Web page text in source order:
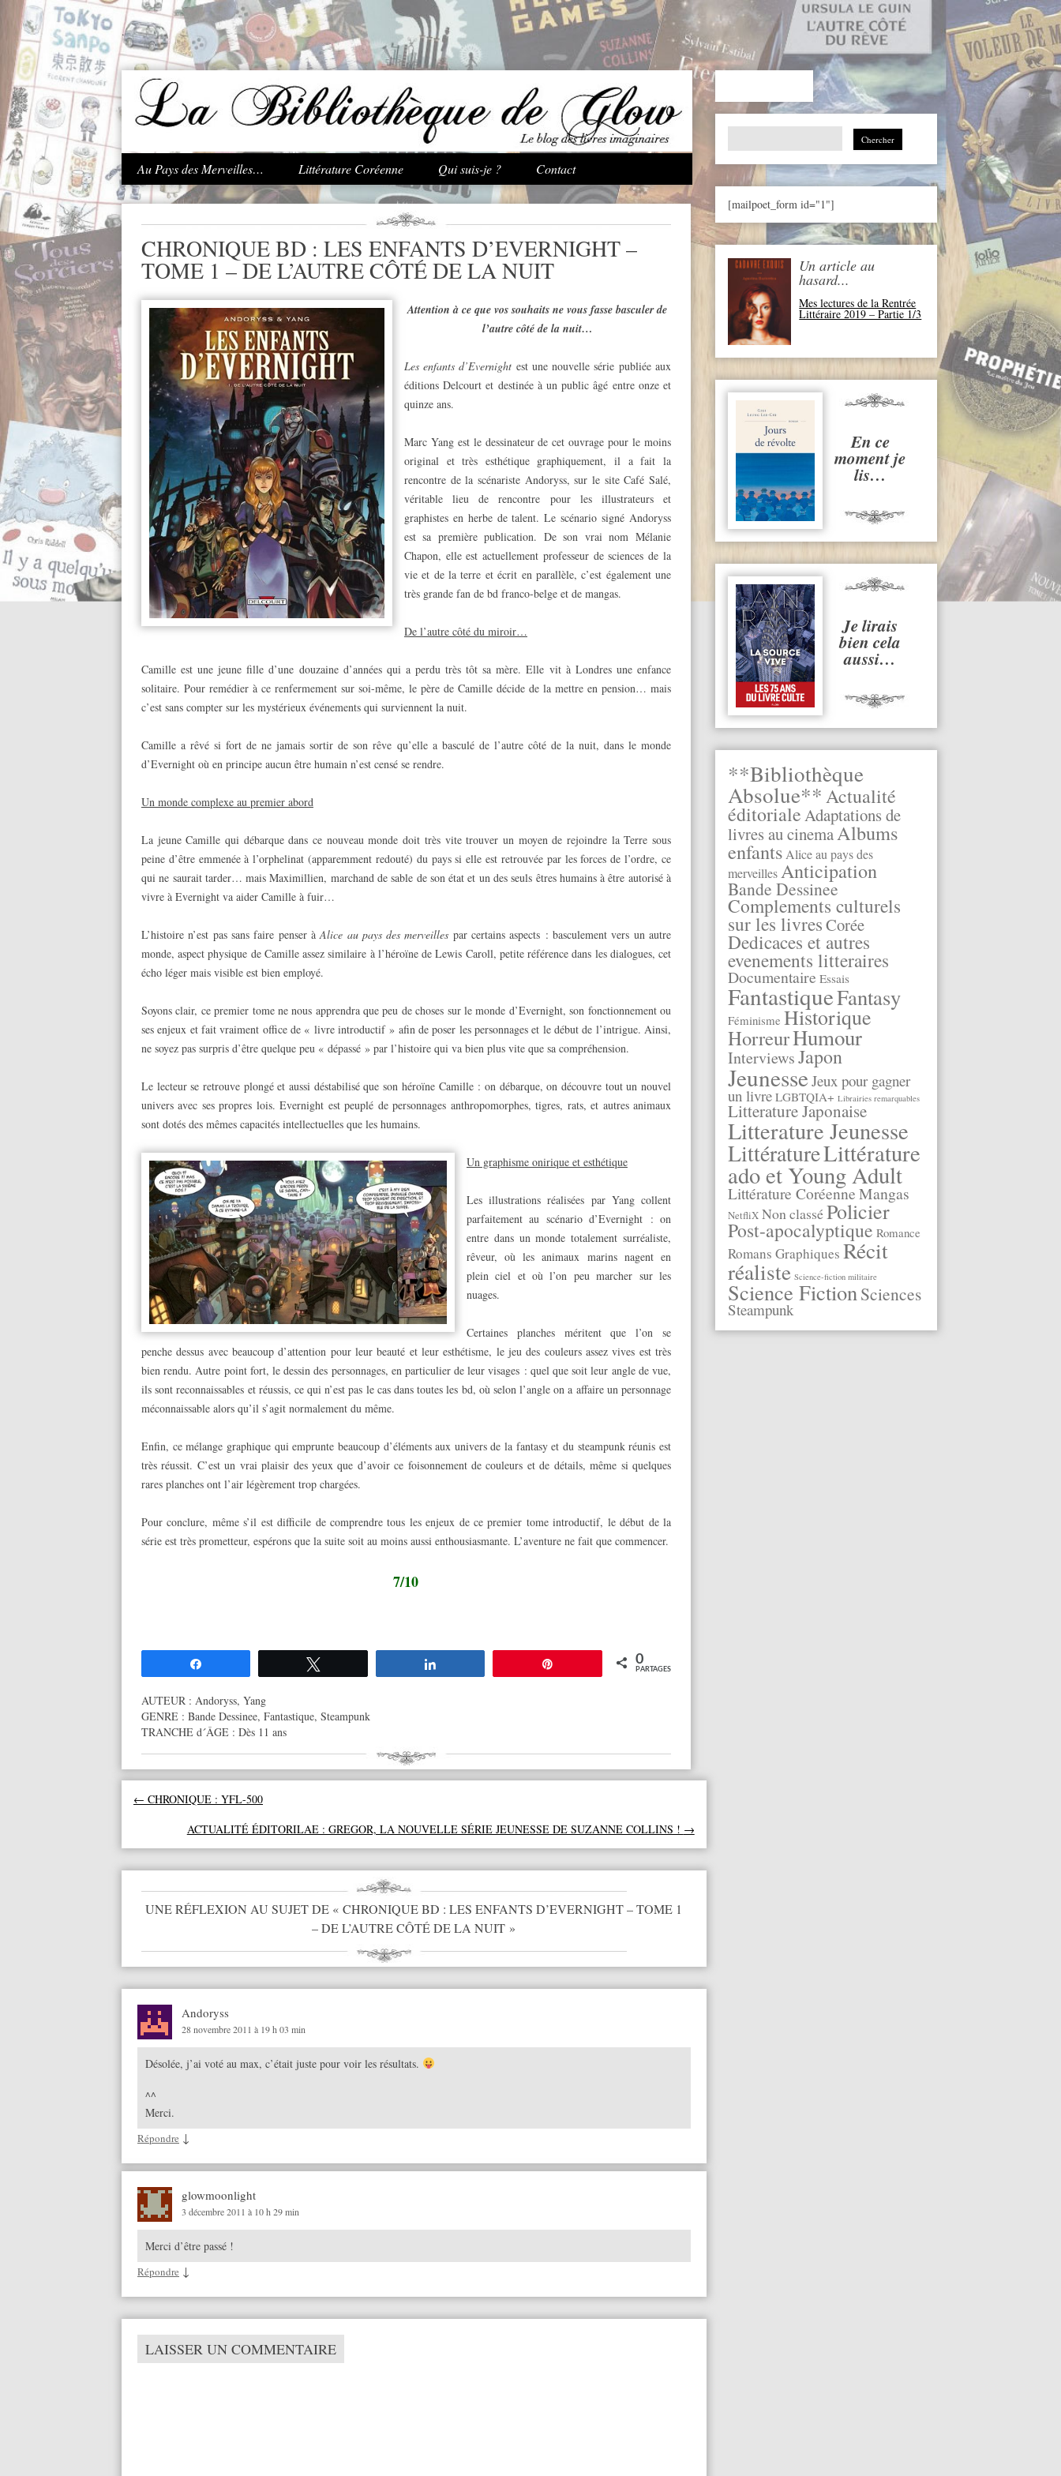
.
Aller au contenu principal
Au Pays des Merveilles… Littérature Coréenne Qui suis-je ? Contact
Search
[mailpoet_form id="1"]
Un article au
hasard...
Mes lectures de la Rentrée
Littéraire 2019 – Partie 1/3
En ce
moment je
lis…
Je lirais
bien cela
aussi…
**Bibliothèque
Absolue**Actualité
éditorialeAdaptations de
livres au cinemaAlbums
enfantsAlice au pays des
merveillesAnticipation
Bande Dessinee
Complements culturels
sur les livresCorée
Dedicaces et autres
evenements litteraires
Documentaire Essais
FantastiqueFantasy
Féminisme Historique
HorreurHumour
InterviewsJapon
JeunesseJeux pour gagner
un livre LGBTQIA+ Librairies remarquables
Litterature Japonaise
Litterature Jeunesse
LittératureLittérature
ado et Young Adult
Littérature Coréenne Mangas
NetfliX Non classéPolicier
Post-apocalyptique Romance
Romans Graphiques Récit
réaliste Science-fiction militaire
Science FictionSciences
Steampunk
CHRONIQUE BD : LES ENFANTS D’EVERNIGHT –
TOME 1 – DE L’AUTRE CÔTÉ DE LA NUIT
Attention à ce que vos souhaits ne vous fasse basculer de
l’autre côté de la nuit…
Les enfants d’Evernight est une nouvelle série publiée aux
éditions Delcourt et destinée à un public âgé entre onze et
quinze ans.
Marc Yang est le dessinateur de cet ouvrage pour le moins
original et très esthétique graphiquement, il a fait la
rencontre de la scénariste Andoryss, sur le site Café Salé,
véritable lieu de rencontre pour les illustrateurs et
graphistes en herbe de talent. Le scénario signé Andoryss
est sa première publication. De son vrai nom Mélanie
Chapon, elle est actuellement professeur de sciences de la
vie et de la terre et écrit en parallèle, c’est également une
très grande fan de bd franco-belge et de mangas.
De l’autre côté du miroir…
Camille est une jeune fille d’une douzaine d’années qui a perdu très tôt sa mère. Elle vit à Londres une enfance
solitaire. Pour remédier à ce renfermement sur soi-même, le père de Camille décide de la mettre en pension… mais
c’est sans compter sur les mystérieux événements qui surviennent la nuit.
Camille a rêvé si fort de ne jamais sortir de son rêve qu’elle a basculé de l’autre côté de la nuit, dans le monde
d’Evernight où en principe aucun être humain n’est censé se rendre.
Un monde complexe au premier abord
La jeune Camille qui débarque dans ce nouveau monde doit très vite trouver un moyen de rejoindre la Terre sous
peine d’être emmenée à l’orphelinat (apparemment redouté) du pays si elle est retrouvée par les forces de l’ordre, ce
qui ne saurait tarder… mais Maximillien, marchand de sable de son état et un des seuls êtres humains à être autorisé à
vivre à Evernight va aider Camille à fuir…
L’histoire n’est pas sans faire penser àAlice au pays des merveilles par certains aspects : basculement vers un autre
monde, aspect physique de Camille assez similaire à l’héroïne de Lewis Caroll, petite référence dans les dialogues, cet
écho léger mais visible est bien employé.
Soyons clair, ce premier tome ne nous apprendra que peu de choses sur le monde d’Evernight, son fonctionnement ou
ses enjeux et fait vraiment office de « livre introductif » afin de poser les personnages et le début de l’intrigue. Ainsi,
ne soyez pas surpris d’être quelque peu « dépassé » par l’histoire qui va bien plus vite que sa compréhension.
Le lecteur se retrouve plongé et aussi déstabilisé que son héroïne Camille : on débarque, on découvre tout un nouvel
univers avec ses propres lois. Evernight est peuplé de personnages anthropomorphes, tigres, rats, et autres animaux
sont dotés des mêmes capacités intellectuelles que les humains.
Un graphisme onirique et esthétique
Les illustrations réalisées par Yang collent
parfaitement au scénario d’Evernight : on
entre dans un monde totalement surréaliste,
rêveur, où les animaux marins nagent en
plein ciel et où l’on peu marcher sur les
nuages.
Certaines planches méritent que l’on se
penche dessus avec beaucoup d’attention pour leur beauté et leur esthétisme, le jeu des couleurs assez vives est très
bien rendu. Autre point fort, le dessin des personnages, en particulier de leur visages : quel que soit leur angle de vue,
ils sont reconnaissables et réussis, ce qui n’est pas le cas dans toutes les bd, où selon l’angle on a affaire un personnage
méconnaissable alors qu’il s’agit normalement du même.
Enfin, ce mélange graphique qui emprunte beaucoup d’éléments aux univers de la fantasy et du steampunk réunis est
très réussit. C’est un vrai plaisir des yeux que d’avoir ce foisonnement de couleurs et de détails, même si quelques
rares planches ont l’air légèrement trop chargées.
Pour conclure, même s’il est difficile de comprendre tous les enjeux de ce premier tome introductif, le début de la
série est très prometteur, espérons que la suite soit au moins aussi enthousiasmante. L’aventure ne fait que commencer.
7/10
0
PARTAGES
AUTEUR : Andoryss, Yang
GENRE : Bande Dessinee, Fantastique, Steampunk
TRANCHE d´ÂGE : Dès 11 ans
Navigation des articles
← CHRONIQUE : YFL-500
ACTUALITÉ ÉDITORILAE : GREGOR, LA NOUVELLE SÉRIE JEUNESSE DE SUZANNE COLLINS ! →
UNE RÉFLEXION AU SUJET DE «CHRONIQUE BD : LES ENFANTS D’EVERNIGHT – TOME 1
– DE L’AUTRE CÔTÉ DE LA NUIT »
Andoryss
28 novembre 2011 à 19 h 03 min
Désolée, j’ai voté au max, c’était juste pour voir les résultats.
^^
Merci.
Répondre ↓
glowmoonlight
3 décembre 2011 à 10 h 29 min
Merci d’être passé !
Répondre ↓
LAISSER UN COMMENTAIRE